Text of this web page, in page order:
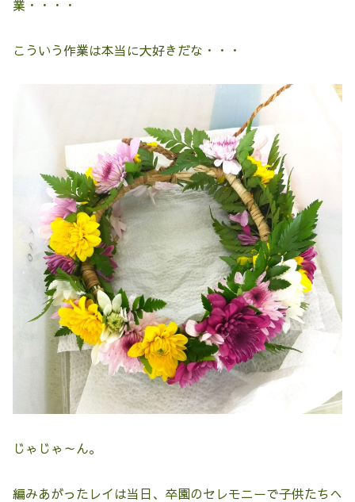
業・・・・
こういう作業は本当に大好きだな・・・
じゃじゃ～ん。
編みあがったレイは当日、卒園のセレモニーで子供たちへ